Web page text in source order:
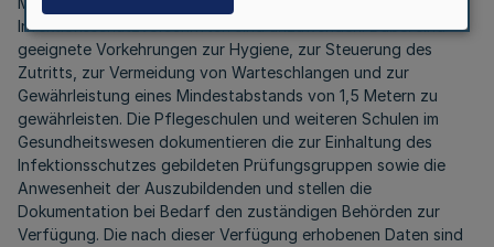
Infektionsschutzvorschriften sind anzuwenden. Dabei sind
geeignete Vorkehrungen zur Hygiene, zur Steuerung des
Zutritts, zur Vermeidung von Warteschlangen und zur
Gewährleistung eines Mindestabstands von 1,5 Metern zu
gewährleisten. Die Pflegeschulen und weiteren Schulen im
Gesundheitswesen dokumentieren die zur Einhaltung des
Infektionsschutzes gebildeten Prüfungsgruppen sowie die
Anwesenheit der Auszubildenden und stellen die
Dokumentation bei Bedarf den zuständigen Behörden zur
Verfügung. Die nach dieser Verfügung erhobenen Daten sind